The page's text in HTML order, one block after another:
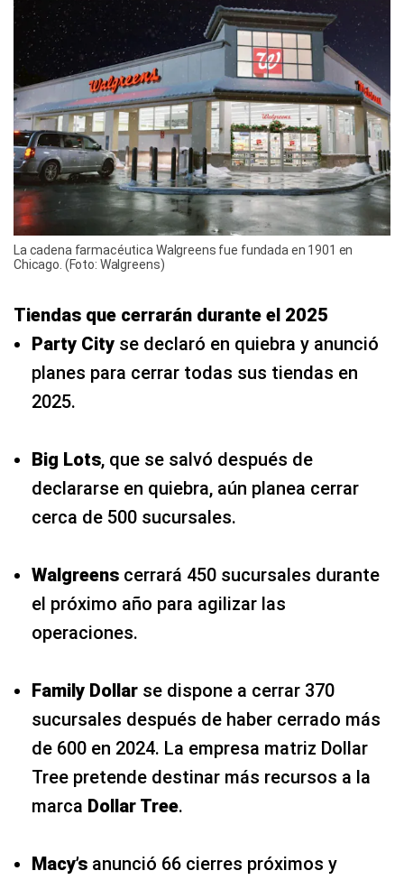
La cadena farmacéutica Walgreens fue fundada en 1901 en
Chicago. (Foto: Walgreens)
Tiendas que cerrarán durante el 2025
Party City se declaró en quiebra y anunció
planes para cerrar todas sus tiendas en
2025.
Big Lots, que se salvó después de
declararse en quiebra, aún planea cerrar
cerca de 500 sucursales.
Walgreens cerrará 450 sucursales durante
el próximo año para agilizar las
operaciones.
Family Dollar se dispone a cerrar 370
sucursales después de haber cerrado más
de 600 en 2024. La empresa matriz Dollar
Tree pretende destinar más recursos a la
marca Dollar Tree.
Macy’s anunció 66 cierres próximos y